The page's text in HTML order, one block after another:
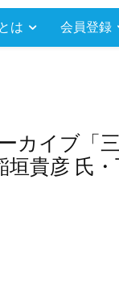
は 会員登録
カイブ「
貴彦 氏・